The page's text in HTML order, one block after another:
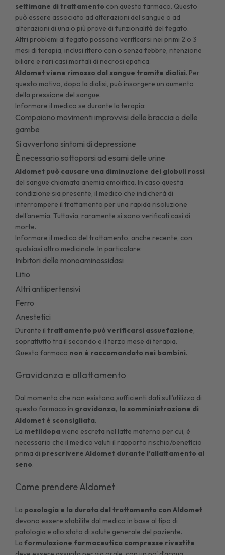
settimane di trattamento con questo farmaco. Questo
può essere associato ad alterazioni del sangue o ad
alterazioni di una o più prove di funzionalità del fegato.
Altri problemi al fegato possono verificarsi nei primi 2 o 3
mesi di terapia, inclusi ittero con o senza febbre, ritenzione
biliare e rari casi mortali di necrosi epatica.
Aldomet viene rimosso dal sangue tramite dialisi. Per
questo motivo, dopo la dialisi, può insorgere un aumento
della pressione del sangue.
Informare il medico se durante la terapia:
Compaiono movimenti improvvisi delle braccia o delle
gambe
Si avvertono sintomi di depressione
È necessario sottoporsi ad esami delle urine
Aldomet può causare una diminuzione dei globuli rossi
del sangue chiamata anemia emolitica. In caso questa
condizione sia presente, il medico che indicherà di
interrompere il trattamento per una rapida risoluzione
dell'anemia. Tuttavia, raramente si sono verificati casi di
morte.
Informare il medico del trattamento, anche recente, con
qualsiasi altro medicinale. In particolare:
Inibitori delle monoaminossidasi
Litio
Altri antiipertensivi
Ferro
Anestetici
Durante iltrattamento può verificarsi assuefazione,
soprattutto tra il secondo e il terzo mese di terapia.
Questo farmaco non è raccomandato nei bambini.
Gravidanza e allattamento
Dal momento che non esistono sufficienti dati sull’utilizzo di
questo farmaco in gravidanza, la somministrazione di
Aldomet è sconsigliata.
La metildopa viene escreta nel latte materno per cui, è
necessario che il medico valuti il rapporto rischio/beneficio
prima di prescrivere Aldomet durante l’allattamento al
seno.
Come prendere Aldomet
La posologia e la durata del trattamento con Aldomet
devono essere stabilite dal medico in base al tipo di
patologia e allo stato di salute generale del paziente.
Laformulazione farmaceutica compresse rivestite